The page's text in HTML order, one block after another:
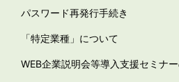
パスワード再発行手続き
「特定業種」について
WEB企業説明会等導入支援セミナ